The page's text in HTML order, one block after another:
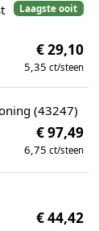
Laagste ooit
€ 29,10
5,35 ct/steen
(43247)
€ 97,49
6,75 ct/steen
€ 44,42